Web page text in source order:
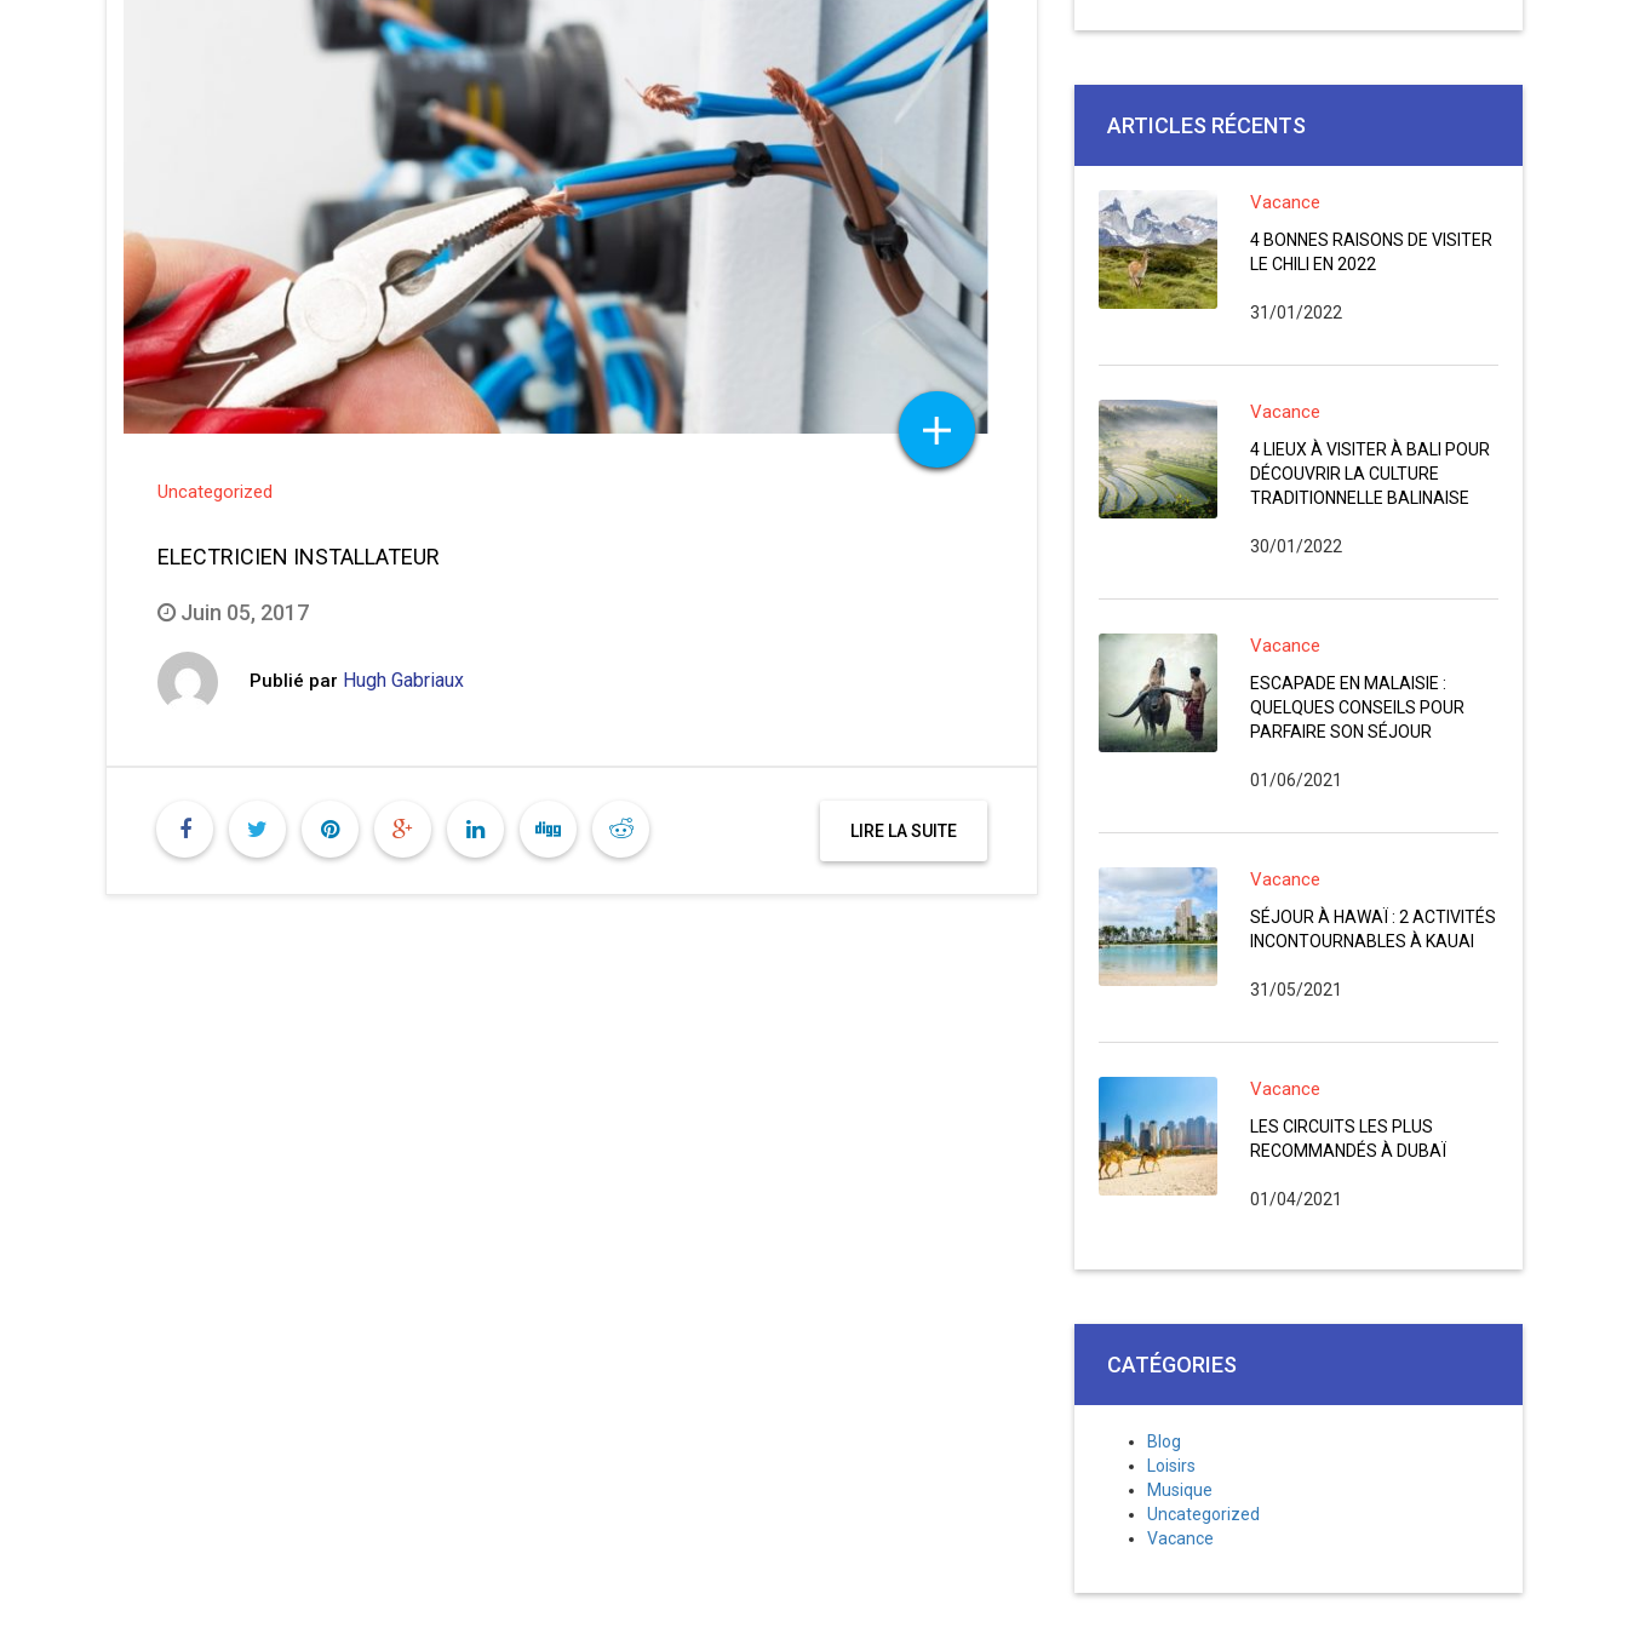
Uncategorized
ELECTRICIEN INSTALLATEUR
Juin 05, 2017
Publié par Hugh Gabriaux
LIRE LA SUITE
ARTICLES RÉCENTS
Vacance
4 BONNES RAISONS DE VISITER
LE CHILI EN 2022
31/01/2022
Vacance
4 LIEUX À VISITER À BALI POUR
DÉCOUVRIR LA CULTURE
TRADITIONNELLE BALINAISE
30/01/2022
Vacance
ESCAPADE EN MALAISIE :
QUELQUES CONSEILS POUR
PARFAIRE SON SÉJOUR
01/06/2021
Vacance
SÉJOUR À HAWAÏ : 2 ACTIVITÉS
INCONTOURNABLES À KAUAI
31/05/2021
Vacance
LES CIRCUITS LES PLUS
RECOMMANDÉS À DUBAÏ
01/04/2021
CATÉGORIES
Blog
Loisirs
Musique
Uncategorized
Vacance